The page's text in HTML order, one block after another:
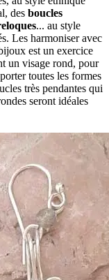
des boucles
... au style
Les harmoniser avec
est un exercice
un visage rond, pour
toutes les formes
très pendantes qui
seront idéales